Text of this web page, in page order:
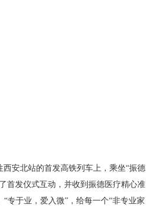
安北站的首发高铁列车上，乘坐“振德
首发仪式互动，并收到振德医疗精心准
专于业，爱入微”，给每一个“非专业家